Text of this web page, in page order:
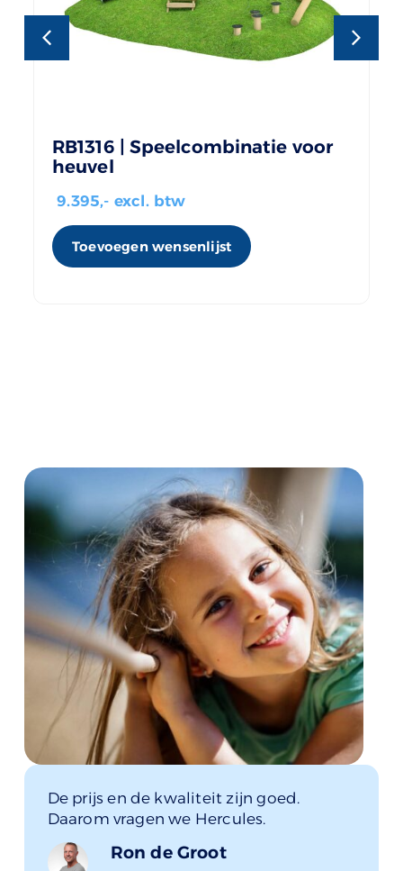
RB1316 | Speelcombinatie voor
heuvel
9.395,- excl. btw
Toevoegen wensenlijst
De prijs en de kwaliteit zijn goed.
Daarom vragen we Hercules.
Ron de Groot